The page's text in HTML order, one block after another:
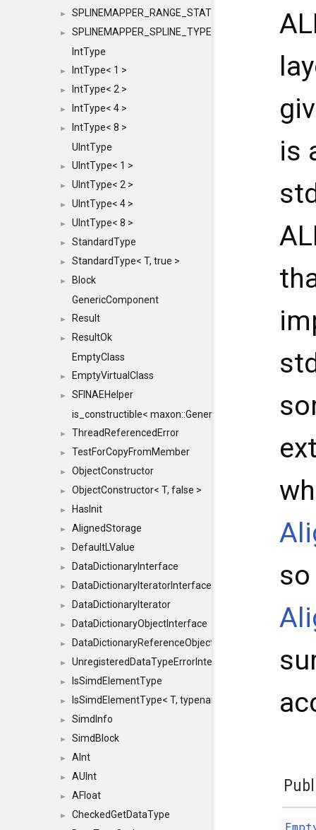
► SPLINEMAPPER_RANGE_STATE
►
SPLINEMAPPER_SPLINE_TYPE
IntType
► IntType< 1 >
► IntType< 2 >
► IntType< 4 >
►
IntType< 8 >
UIntType
► UIntType< 1 >
► UIntType< 2 >
► UIntType< 4 >
► UIntType< 8 >
► StandardType
► StandardType< T, true >
►
Block
GenericComponent
► Result
►
ResultOk
EmptyClass
► EmptyVirtualClass
►
SFINAEHelper
is_constructible< maxon::Generic, const
► ThreadReferencedError
► TestForCopyFromMember
► ObjectConstructor
► ObjectConstructor< T, false >
► HasInit
► AlignedStorage
► DefaultLValue
► DataDictionaryInterface
► DataDictionaryIteratorInterface
► DataDictionaryIterator
► DataDictionaryObjectInterface
► DataDictionaryReferenceObjectInterface
► UnregisteredDataTypeErrorInterface
► IsSimdElementType
► IsSimdElementType< T, typename SFINAEHelper<
► SimdInfo
► SimdBlock
► AInt
► AUInt
► AFloat
►
CheckedGetDataType
is